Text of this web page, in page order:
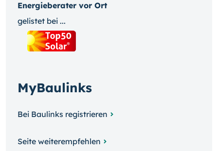
Energieberater vor Ort
gelistet bei ...
MyBaulinks
Bei Baulinks registrieren
Seite weiterempfehlen